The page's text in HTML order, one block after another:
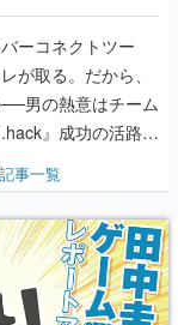
めよう【PR】
ーコネクトツー
が取る。だから、
男の熱意はチーム
』成功の活路を
た【若ゲのいた
事一覧